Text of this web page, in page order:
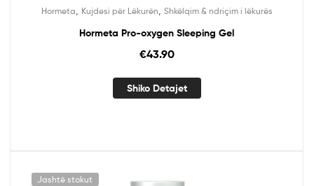
Hormeta Kujdesi për Lëkurën Shkëlqim & ndriçim i lëkurës
Hormeta Pro-oxygen Sleeping Gel
€43.90
Shiko Detajet
Jashtë stokut